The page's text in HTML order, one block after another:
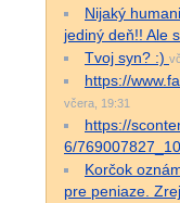
Nijaký
jediný deň!! Ale
Tvoj syn? :)
https://
včera, 19:31
https://
6/
Korčok
pre peniaze.